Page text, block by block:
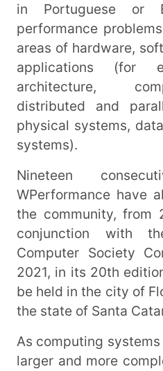
in Portuguese or
performance
areas of hardware,
applications (for
architecture,
distributed and
physical systems,
systems).
Nineteen
WPerformance have
the community,
conjunction with
Computer Society
2021, in its 20th
be held in the city of
the state of Santa
As computing
larger and more